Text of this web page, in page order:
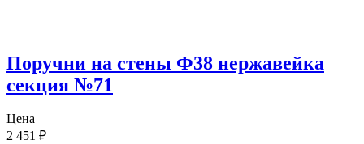
Поручни на стены Ф38 нержавейка
секция №71
Цена
2 451 ₽